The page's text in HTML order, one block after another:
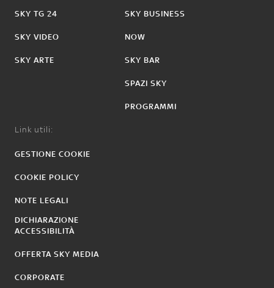
SKY TG 24
SKY VIDEO
SKY ARTE
SKY BUSINESS
NOW
SKY BAR
SPAZI SKY
PROGRAMMI
Link utili:
GESTIONE COOKIE
COOKIE POLICY
NOTE LEGALI
DICHIARAZIONE
ACCESSIBILITÀ
OFFERTA SKY MEDIA
CORPORATE